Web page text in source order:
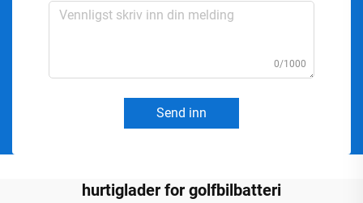
0/1000
Send inn
hurtiglader for golfbilbatteri